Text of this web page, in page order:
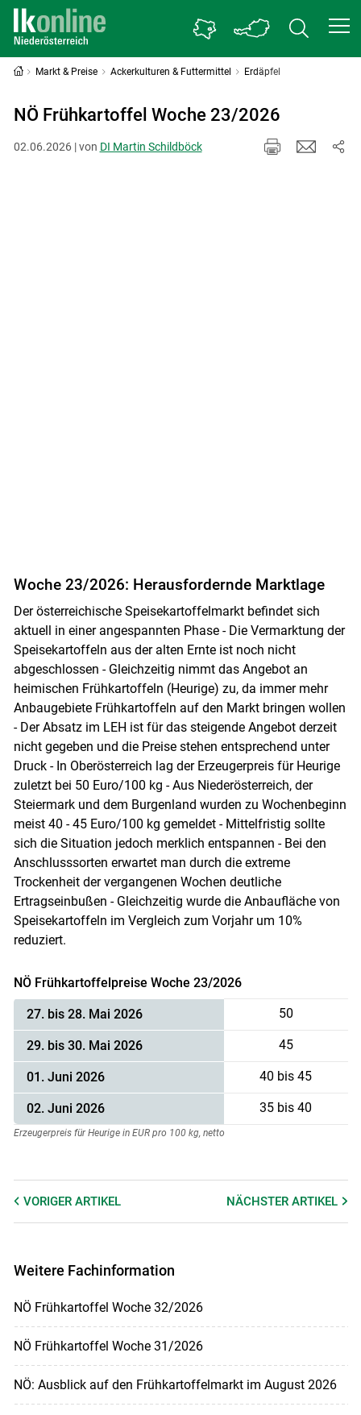
Skip to main content
Markt & Preise Ackerkulturen & Futtermittel Erdäpfel
NÖ Frühkartoffel Woche 23/2026
02.06.2026 | von DI Martin Schildböck
Woche 23/2026: Herausfordernde Marktlage
Der österreichische Speisekartoffelmarkt befindet sich
aktuell in einer angespannten Phase - Die Vermarktung der
Speisekartoffeln aus der alten Ernte ist noch nicht
abgeschlossen - Gleichzeitig nimmt das Angebot an
heimischen Frühkartoffeln (Heurige) zu, da immer mehr
Anbaugebiete Frühkartoffeln auf den Markt bringen wollen
- Der Absatz im LEH ist für das steigende Angebot derzeit
nicht gegeben und die Preise stehen entsprechend unter
Druck - In Oberösterreich lag der Erzeugerpreis für Heurige
zuletzt bei 50 Euro/100 kg - Aus Niederösterreich, der
Steiermark und dem Burgenland wurden zu Wochenbeginn
meist 40 - 45 Euro/100 kg gemeldet - Mittelfristig sollte
sich die Situation jedoch merklich entspannen - Bei den
Anschlusssorten erwartet man durch die extreme
Trockenheit der vergangenen Wochen deutliche
Ertragseinbußen - Gleichzeitig wurde die Anbaufläche von
Speisekartoffeln im Vergleich zum Vorjahr um 10%
reduziert.
NÖ Frühkartoffelpreise Woche 23/2026
27. bis 28. Mai 2026 50
29. bis 30. Mai 2026 45
01. Juni 2026 40 bis 45
02. Juni 2026 35 bis 40
Erzeugerpreis für Heurige in EUR pro 100 kg, netto
VORIGER ARTIKEL NÄCHSTERARTIKEL
Weitere Fachinformation
NÖ Frühkartoffel Woche 32/2026
NÖ Frühkartoffel Woche 31/2026
NÖ: Ausblick auf den Frühkartoffelmarkt im August 2026